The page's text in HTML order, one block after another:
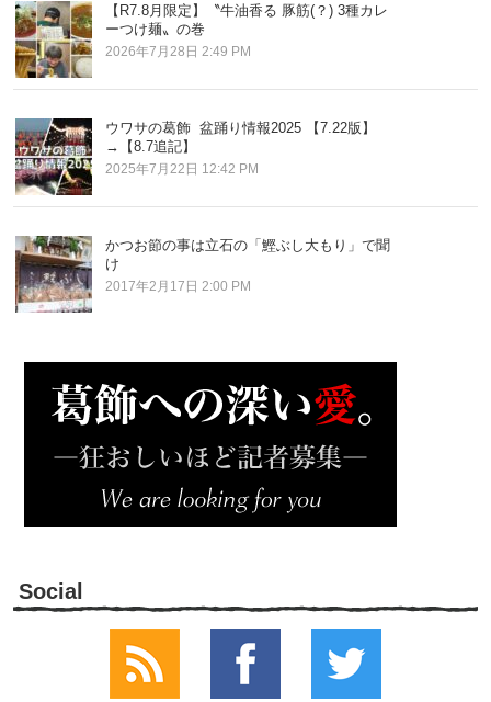
【R7.8月限定】〝牛油香る 豚筋(？) 3種カレ
ーつけ麺〟の巻
2026年7月28日 2:49 PM
ウワサの葛飾 盆踊り情報2025 【7.22版】
→【8.7追記】
2025年7月22日 12:42 PM
かつお節の事は立石の「鰹ぶし大もり」で聞
け
2017年2月17日 2:00 PM
Social